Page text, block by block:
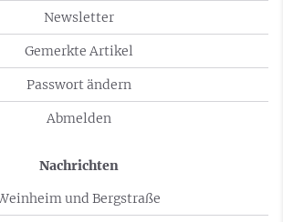
Newsletter
Gemerkte Artikel
Passwort ändern
Abmelden
Nachrichten
und Bergstraße